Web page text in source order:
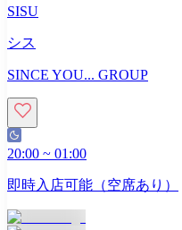
SISU
シス
SINCE YOU... GROUP
20:00 ~ 01:00
即時入店可能（空席あり）